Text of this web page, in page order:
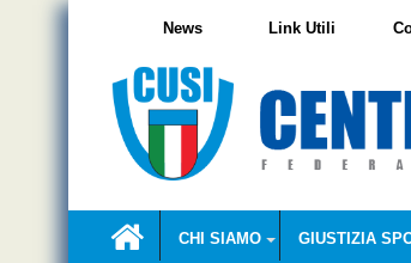
Skip
CHI SIAMO GIUSTIZIA
News Link Utili